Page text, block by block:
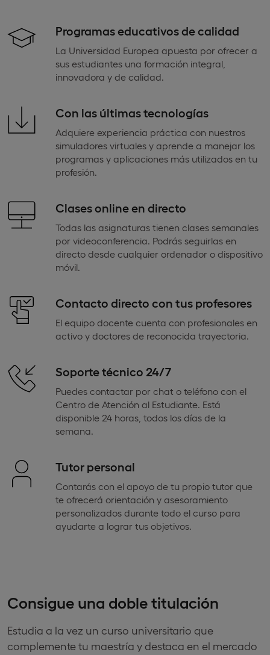
Programas educativos de calidad
La Universidad Europea apuesta por ofrecer a
sus estudiantes una formación integral,
innovadora y de calidad.
Con las últimas tecnologías
Adquiere experiencia práctica con nuestros
simuladores virtuales y aprende a manejar los
programas y aplicaciones más utilizados en tu
profesión.
Clases online en directo
Todas las asignaturas tienen clases semanales
por videoconferencia. Podrás seguirlas en
directo desde cualquier ordenador o dispositivo
móvil.
Contacto directo con tus profesores
El equipo docente cuenta con profesionales en
activo y doctores de reconocida trayectoria.
Soporte técnico 24/7
Puedes contactar por chat o teléfono con el
Centro de Atención al Estudiante. Está
disponible 24 horas, todos los días de la
semana.
Tutor personal
Contarás con el apoyo de tu propio tutor que
te ofrecerá orientación y asesoramiento
personalizados durante todo el curso para
ayudarte a lograr tus objetivos.
Consigue una doble titulación
Estudia a la vez un curso universitario que
complemente tu maestría y destaca en el mercado